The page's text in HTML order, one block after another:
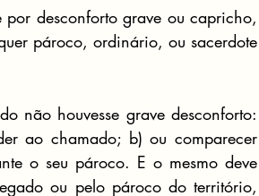
desconforto grave ou capricho,
pároco, ordinário, ou sacerdote
não houvesse grave desconforto:
ao chamado; b) ou comparecer
o seu pároco. E o mesmo deve